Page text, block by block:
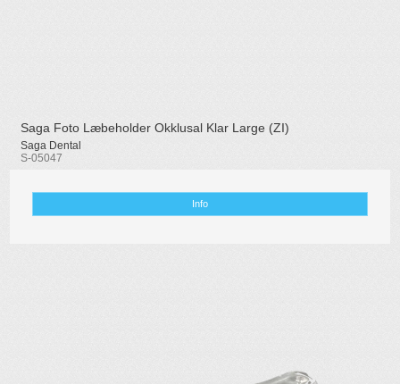
Saga Foto Læbeholder Okklusal Klar Large (ZI)
Saga Dental
S-05047
Info